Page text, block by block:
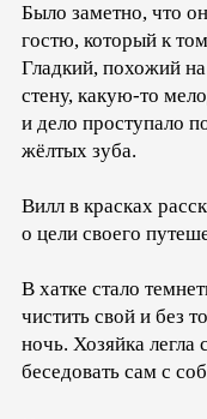
Было заметно, что
гостю, который к
Гладкий, похожий
стену, какую-то
и дело проступало
жёлтых зуба.
Вилл в красках
о цели своего
В хатке стало
чистить свой и без
ночь. Хозяйка
беседовать сам с